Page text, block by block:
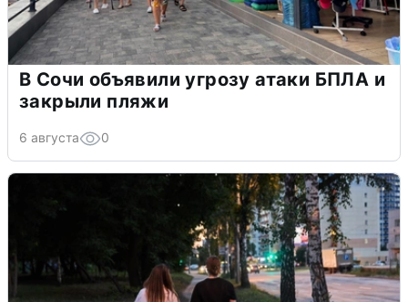
В Сочи объявили угрозу атаки БПЛА и
закрыли пляжи
6 августа 0